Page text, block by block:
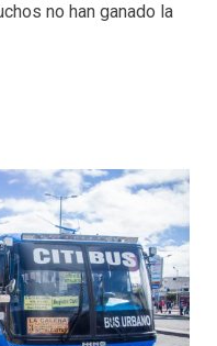
no han ganado la